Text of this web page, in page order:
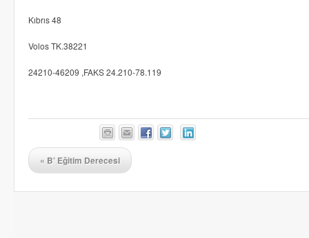
Kıbrıs 48
Volos TK.38221
24210-46209 ,FAKS 24.210-78.119
« B’ Eğitim Derecesi